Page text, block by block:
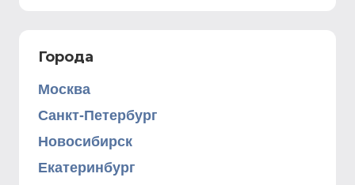
Города
Москва
Санкт-Петербург
Новосибирск
Екатеринбург